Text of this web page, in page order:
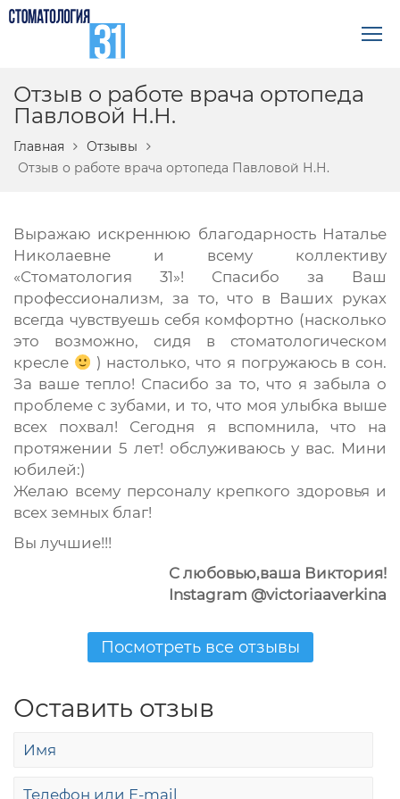
Отзыв о работе врача ортопеда
Павловой Н.Н.
Главная
Отзывы
Отзыв о работе врача ортопеда Павловой Н.Н.
Выражаю искреннюю благодарность Наталье
Николаевне и всему коллективу
«Стоматология 31»! Спасибо за Ваш
профессионализм, за то, что в Ваших руках
всегда чувствуешь себя комфортно (насколько
это возможно, сидя в стоматологическом
кресле
) настолько, что я погружаюсь в сон.
За ваше тепло! Спасибо за то, что я забыла о
проблеме с зубами, и то, что моя улыбка выше
всех похвал! Сегодня я вспомнила, что на
протяжении 5 лет! обслуживаюсь у вас. Мини
юбилей:)
Желаю всему персоналу крепкого здоровья и
всех земных благ!
Вы лучшие!!!
С любовью,ваша Виктория!
Instagram @victoriaaverkina
Посмотреть все отзывы
Оставить отзыв